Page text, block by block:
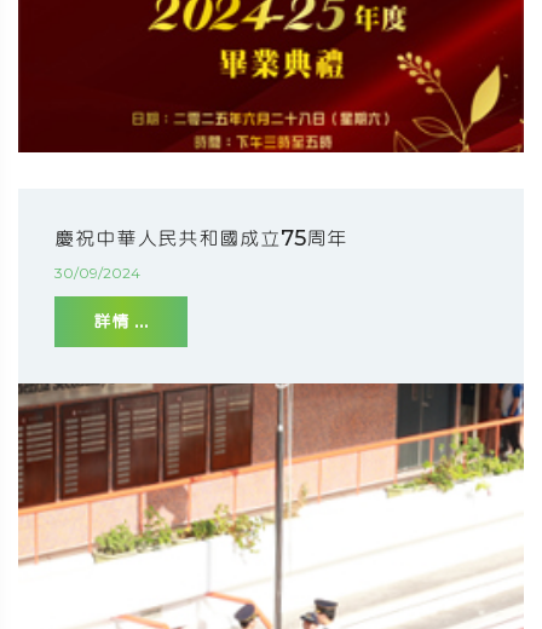
慶祝中華人民共和國成立75周年
30/09/2024
詳情 ...